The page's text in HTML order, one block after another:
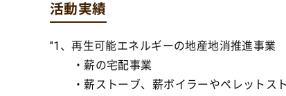
活動実績
"1、再生可能エネルギーの地産地消推進事業
・薪の宅配事業
・薪ストーブ、薪ボイラーやペレットス